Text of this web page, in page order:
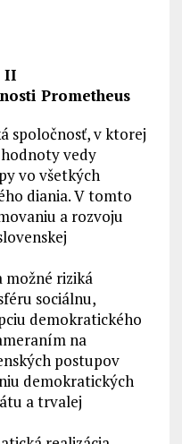
II
Prometheus
spoločnosť, v ktorej
vedy
vo všetkých
diania. V tomto
a rozvoju
možné riziká
sociálnu,
demokratického
na
postupov
demokratických
a trvalej